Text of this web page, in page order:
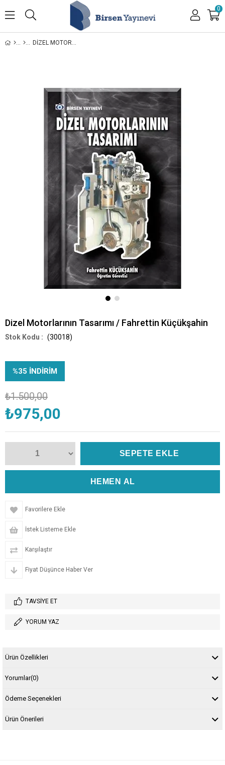
0
DIZEL MOTORLARININ TASARIMI / FAHRETTIN KÜÇÜKŞAHIN
Dizel Motorlarının Tasarımı / Fahrettin Küçükşahin
(30018)
%35 İNDIRIM
₺1.500,00
₺975,00
Favorilere Ekle
İstek Listeme Ekle
Karşılaştır
Fiyat Düşünce Haber Ver
TAVSIYE ET
YORUM YAZ
Ürün Özellikleri
Yorumlar(0)
Ödeme Seçenekleri
Ürün Önerileri